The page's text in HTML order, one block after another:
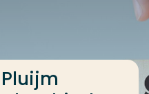
toegetreden tot de